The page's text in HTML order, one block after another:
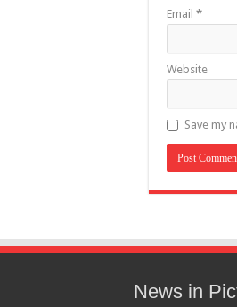
Email *
Website
Save my
News in